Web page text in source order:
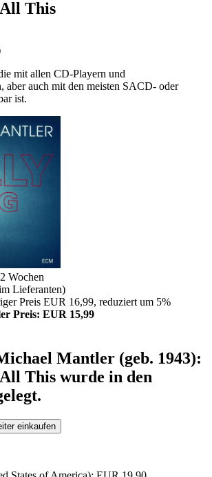
This
mit allen CD-Playern und
aber auch mit den meisten SACD- oder
ist.
Wochen
Lieferanten)
Preis EUR 16,99, reduziert um 5%
Preis: EUR 15,99
Mantler (geb. 1943):
This wurde in den
einkaufen